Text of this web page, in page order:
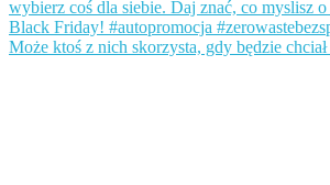
Może ktoś z nich skorzysta, gdy będzie